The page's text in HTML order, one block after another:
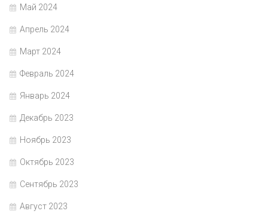
Май 2024
Апрель 2024
Март 2024
Февраль 2024
Январь 2024
Декабрь 2023
Ноябрь 2023
Октябрь 2023
Сентябрь 2023
Август 2023